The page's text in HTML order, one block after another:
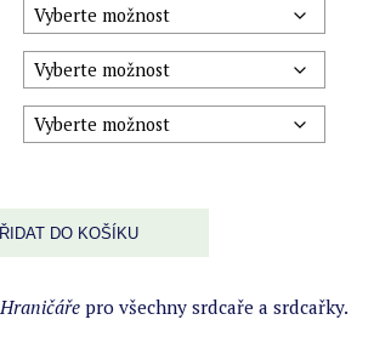
DO KOŠÍKU
Hraničáře pro všechny srdcaře a srdcařky.